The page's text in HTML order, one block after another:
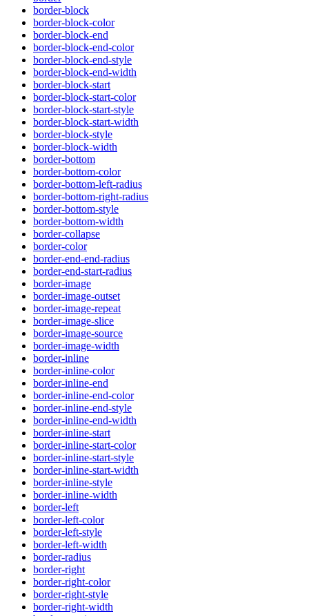
border-block
border-block-color
border-block-end
border-block-end-color
border-block-end-style
border-block-end-width
border-block-start
border-block-start-color
border-block-start-style
border-block-start-width
border-block-style
border-block-width
border-bottom
border-bottom-color
border-bottom-left-radius
border-bottom-right-radius
border-bottom-style
border-bottom-width
border-collapse
border-color
border-end-end-radius
border-end-start-radius
border-image
border-image-outset
border-image-repeat
border-image-slice
border-image-source
border-image-width
border-inline
border-inline-color
border-inline-end
border-inline-end-color
border-inline-end-style
border-inline-end-width
border-inline-start
border-inline-start-color
border-inline-start-style
border-inline-start-width
border-inline-style
border-inline-width
border-left
border-left-color
border-left-style
border-left-width
border-radius
border-right
border-right-color
border-right-style
border-right-width